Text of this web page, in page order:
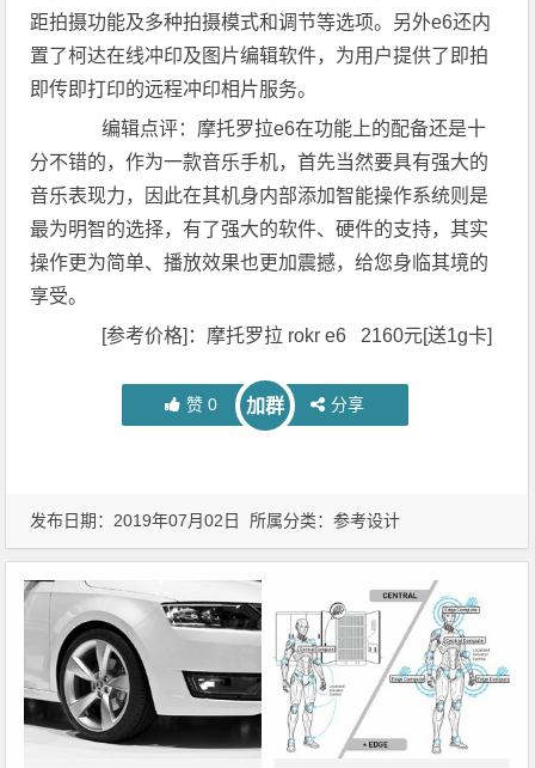
距拍摄功能及多种拍摄模式和调节等选项。另外e6还内
置了柯达在线冲印及图片编辑软件，为用户提供了即拍
即传即打印的远程冲印相片服务。
编辑点评：摩托罗拉e6在功能上的配备还是十
分不错的，作为一款音乐手机，首先当然要具有强大的
音乐表现力，因此在其机身内部添加智能操作系统则是
最为明智的选择，有了强大的软件、硬件的支持，其实
操作更为简单、播放效果也更加震撼，给您身临其境的
享受。
[参考价格]：摩托罗拉 rokr e6 2160元[送1g卡]
赞 0 加群 分享
发布日期：2019年07月02日 所属分类：参考设计